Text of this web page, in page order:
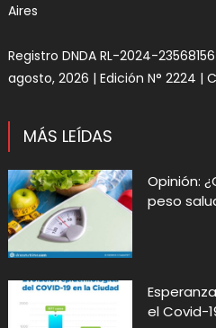
Aires
Registro DNDA RL-2024-
agosto, 2026 | Edición N° 2224 |
MÁS LEÍDAS
Opinión:
peso
el Covid-